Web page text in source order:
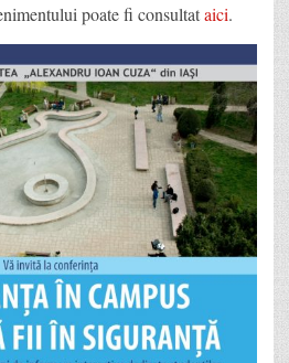
poate fi consultataici.